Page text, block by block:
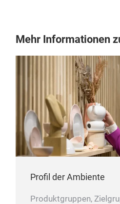
Mehr Informationen
Profil der Ambiente
Produktgruppen,